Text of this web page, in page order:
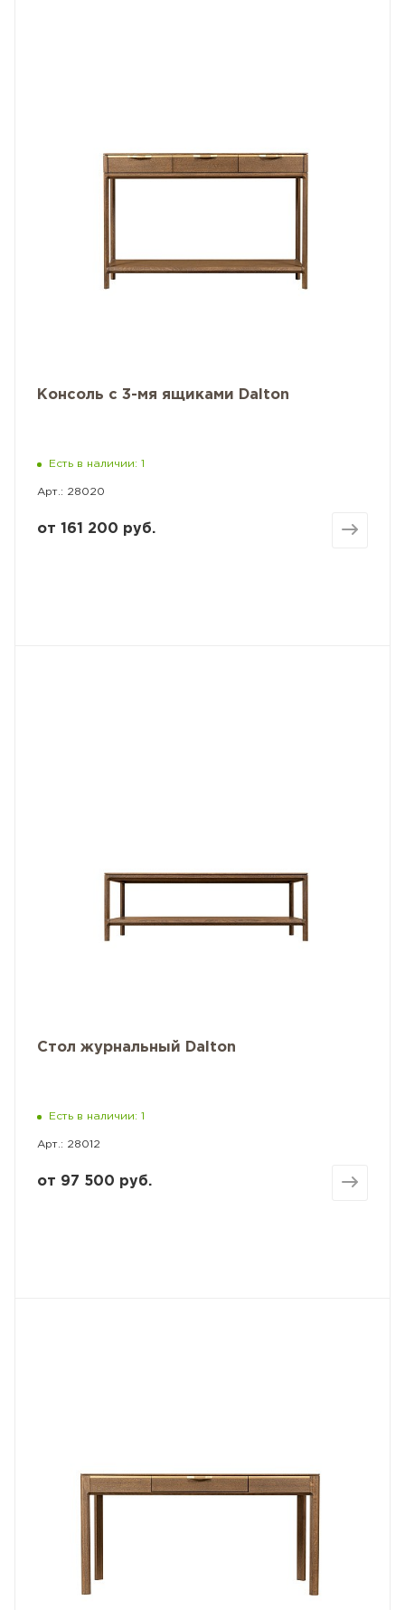
Консоль с 3-мя ящиками Dalton
Есть в наличии: 1
Арт.: 28020
от 161 200 руб.
Стол журнальный Dalton
Есть в наличии: 1
Арт.: 28012
от 97 500 руб.